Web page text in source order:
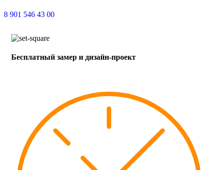
8 901 546 43 00
Бесплатный замер и дизайн-проект